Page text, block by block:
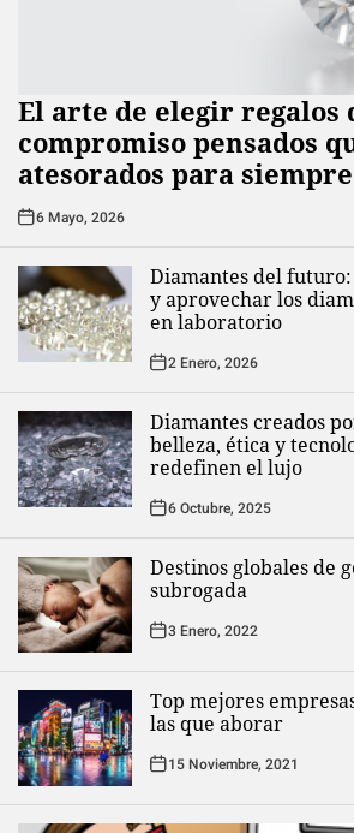
El arte de elegir regalos
compromiso pensados
atesorados para siempre
6 Mayo, 2026
Diamantes del
y aprovechar los
en laboratorio
2 Enero, 2026
Diamantes creados
belleza, ética y
redefinen el lujo
6 Octubre, 2025
Destinos globales de
subrogada
3 Enero, 2022
Top mejores
las que aborar
15 Noviembre, 2021